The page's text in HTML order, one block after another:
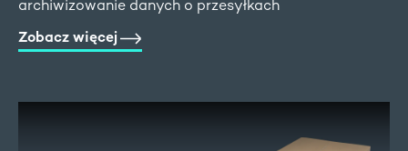
archiwizowanie danych o przesyłkach
Zobacz więcej